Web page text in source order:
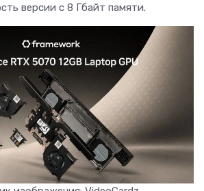
версии с 8 Гбайт памяти.